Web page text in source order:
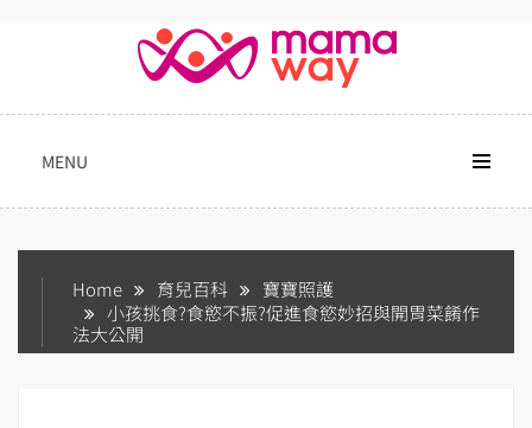
MENU
Home 育兒百科
寶寶照護
小孩挑食?食慾不振?促進食慾妙招與開胃菜餚作
法大公開